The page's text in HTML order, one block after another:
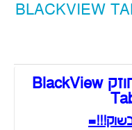
טאבלט ילדים עם מגן מחוזק BlackView